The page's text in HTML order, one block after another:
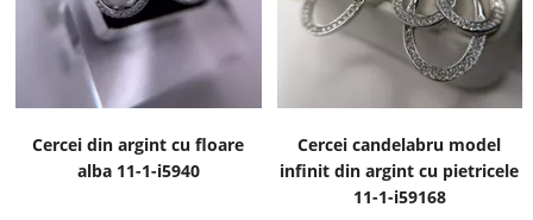
Cercei din argint cu floare
alba 11-1-i5940
Cercei candelabru model
infinit din argint cu pietricele
11-1-i59168